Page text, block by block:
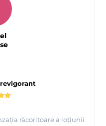
răcoritoare a loțiunii